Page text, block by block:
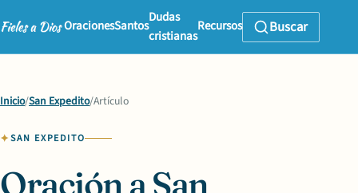
OracionesSantos
Dudas
cristianas
Recursos Buscar
Inicio/San Expedito/Artículo
SAN EXPEDITO
Oración a San